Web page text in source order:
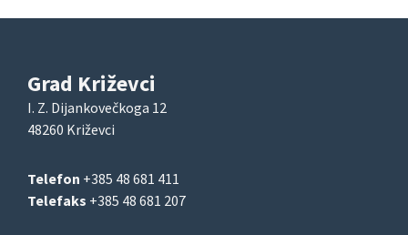
Grad Križevci
I. Z. Dijankovečkoga 12
48260 Križevci
Telefon +385 48 681 411
Telefaks +385 48 681 207